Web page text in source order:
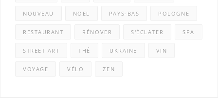
NOUVEAU NOËL PAYS-BAS POLOGNE
RESTAURANT RÉNOVER S'ÉCLATER SPA
STREET ART THÉ UKRAINE VIN
VOYAGE VÉLO ZEN